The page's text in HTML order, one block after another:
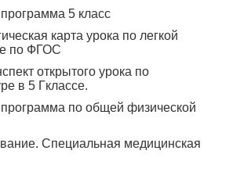
5 класс
карта урока по легкой
по ФГОС
открытого урока по
в 5 Гклассе.
по общей физической
Специальная медицинская